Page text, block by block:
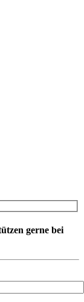
gerne bei